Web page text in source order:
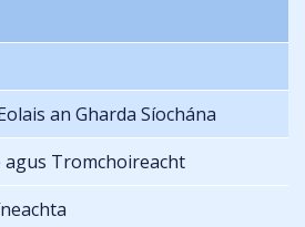
an Gharda Síochána
Tromchoireacht